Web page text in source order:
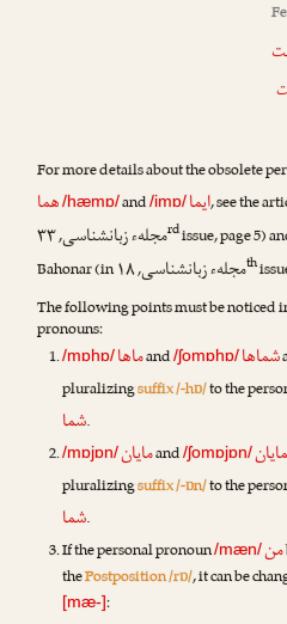
For more details about the obsolete
/hæmɒ/هما and/imɒ/ ایما, see the
مجلهء زبانشناسی, ۳۳ rdissue, page 5)
Bahonar(in مجلهء زبانشناسی, ۱۸ th
The following points must be noticed
pronouns:
/mɒhɒ/ماهاand/ʃomɒhɒ/شماها
pluralizingsuffix /-hɒ/to the
شما.
/mɒjɒn/مایانand/ʃomɒjɒn/
pluralizingsuffix /-ɒn/to the
شما.
If the personal pronoun/mæn/من
thePostposition /rɒ/, it can be
[mæ-]: